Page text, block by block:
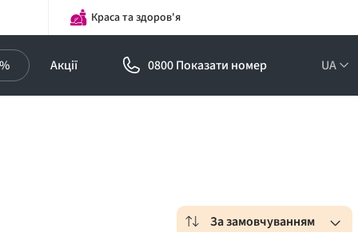
Краса та здоров'я
Акції 0800 Показати номер UA
За замовчуванням